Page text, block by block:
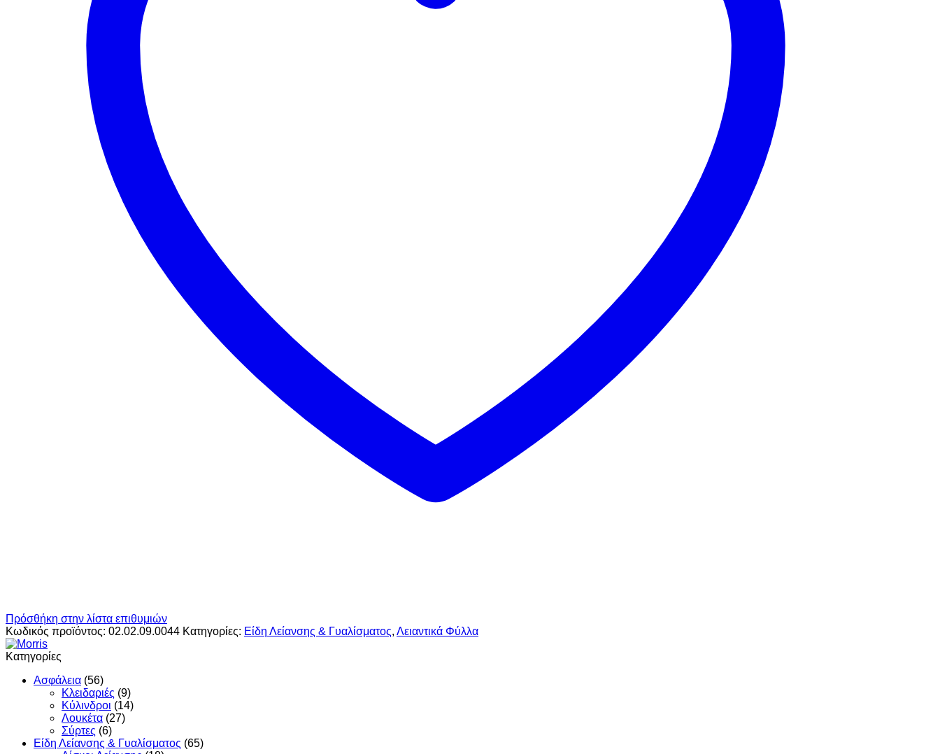
Πρόσθήκη στην λίστα επιθυμιών
Κωδικός προϊόντος: 02.02.09.0044 Κατηγορίες: Είδη Λείανσης & Γυαλίσματος, Λειαντικά Φύλλα
Κατηγορίες
Ασφάλεια (56)
Κλειδαριές (9)
Κύλινδροι (14)
Λουκέτα (27)
Σύρτες (6)
Είδη Λείανσης & Γυαλίσματος (65)